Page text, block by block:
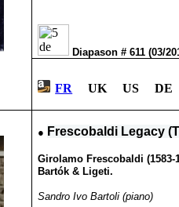
Diapason # 611 (03/
FR UK US
● Frescobaldi Legacy
Girolamo Frescobaldi
Bartók & Ligeti.
Sandro Ivo Bartoli (piano)